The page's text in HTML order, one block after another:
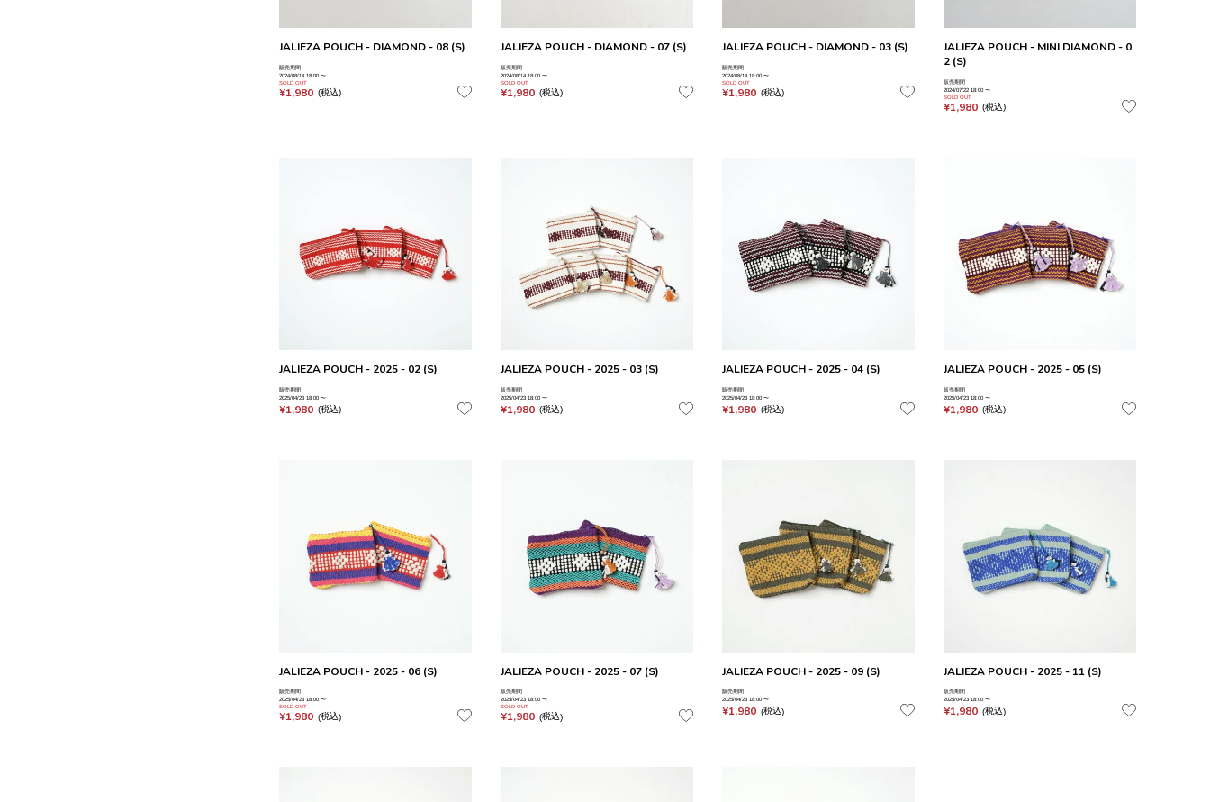
JALIEZA POUCH - DIAMOND - 08 (S)
販売期間
2024/08/14 18:00 〜
SOLD OUT
¥1,980 税込
JALIEZA POUCH - DIAMOND - 07 (S)
販売期間
2024/08/14 18:00 〜
SOLD OUT
¥1,980 税込
JALIEZA POUCH - DIAMOND - 03 (S)
販売期間
2024/08/14 18:00 〜
SOLD OUT
¥1,980 税込
JALIEZA POUCH - MINI DIAMOND - 0
2 (S)
販売期間
2024/07/22 18:00 〜
SOLD OUT
¥1,980 税込
JALIEZA POUCH - 2025 - 02 (S)
販売期間
2025/04/23 18:00 〜
¥1,980 税込
JALIEZA POUCH - 2025 - 03 (S)
販売期間
2025/04/23 18:00 〜
¥1,980 税込
JALIEZA POUCH - 2025 - 04 (S)
販売期間
2025/04/23 18:00 〜
¥1,980 税込
JALIEZA POUCH - 2025 - 05 (S)
販売期間
2025/04/23 18:00 〜
¥1,980 税込
JALIEZA POUCH - 2025 - 06 (S)
販売期間
2025/04/23 18:00 〜
SOLD OUT
¥1,980 税込
JALIEZA POUCH - 2025 - 07 (S)
販売期間
2025/04/23 18:00 〜
SOLD OUT
¥1,980 税込
JALIEZA POUCH - 2025 - 09 (S)
販売期間
2025/04/23 18:00 〜
¥1,980 税込
JALIEZA POUCH - 2025 - 11 (S)
販売期間
2025/04/23 18:00 〜
¥1,980 税込